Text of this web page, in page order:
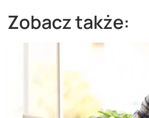
Zobacz także: